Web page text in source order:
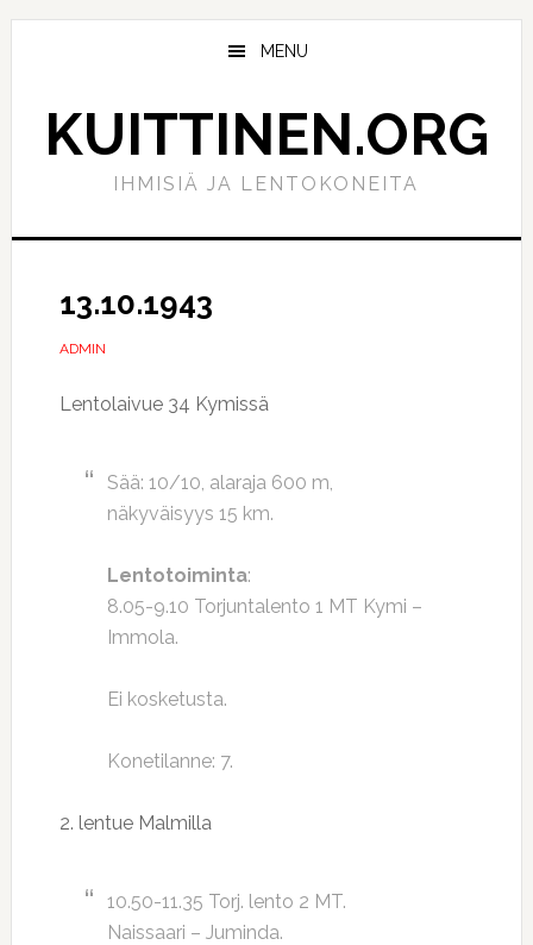
Hyppää
Hyppää
MENU
KUITTINEN.ORG
IHMISIÄ JA LENTOKONEITA
13.10.1943
ADMIN
Lentolaivue 34 Kymissä
Sää: 10/10, alaraja 600 m,
näkyväisyys 15 km.
Lentotoiminta:
8.05-9.10 Torjuntalento 1 MT Kymi –
Immola.
Ei kosketusta.
Konetilanne: 7.
2. lentue Malmilla
10.50-11.35 Torj. lento 2 MT.
Naissaari – Juminda.